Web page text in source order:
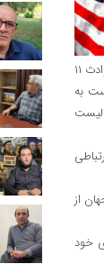
رمضان خاطرنشان کرد: تروریسم همه ملت های بی گناه منطقه و همه ملت های جهان از جمله ملت آمریکا که حوادث ۱۱
به
لیست
از
خود